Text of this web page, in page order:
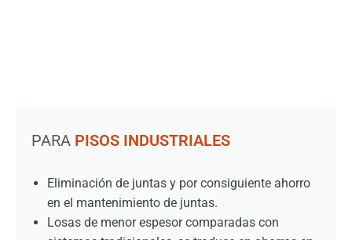
PARA PISOS INDUSTRIALES
Eliminación de juntas y por consiguiente ahorro
en el mantenimiento de juntas.
Losas de menor espesor comparadas con